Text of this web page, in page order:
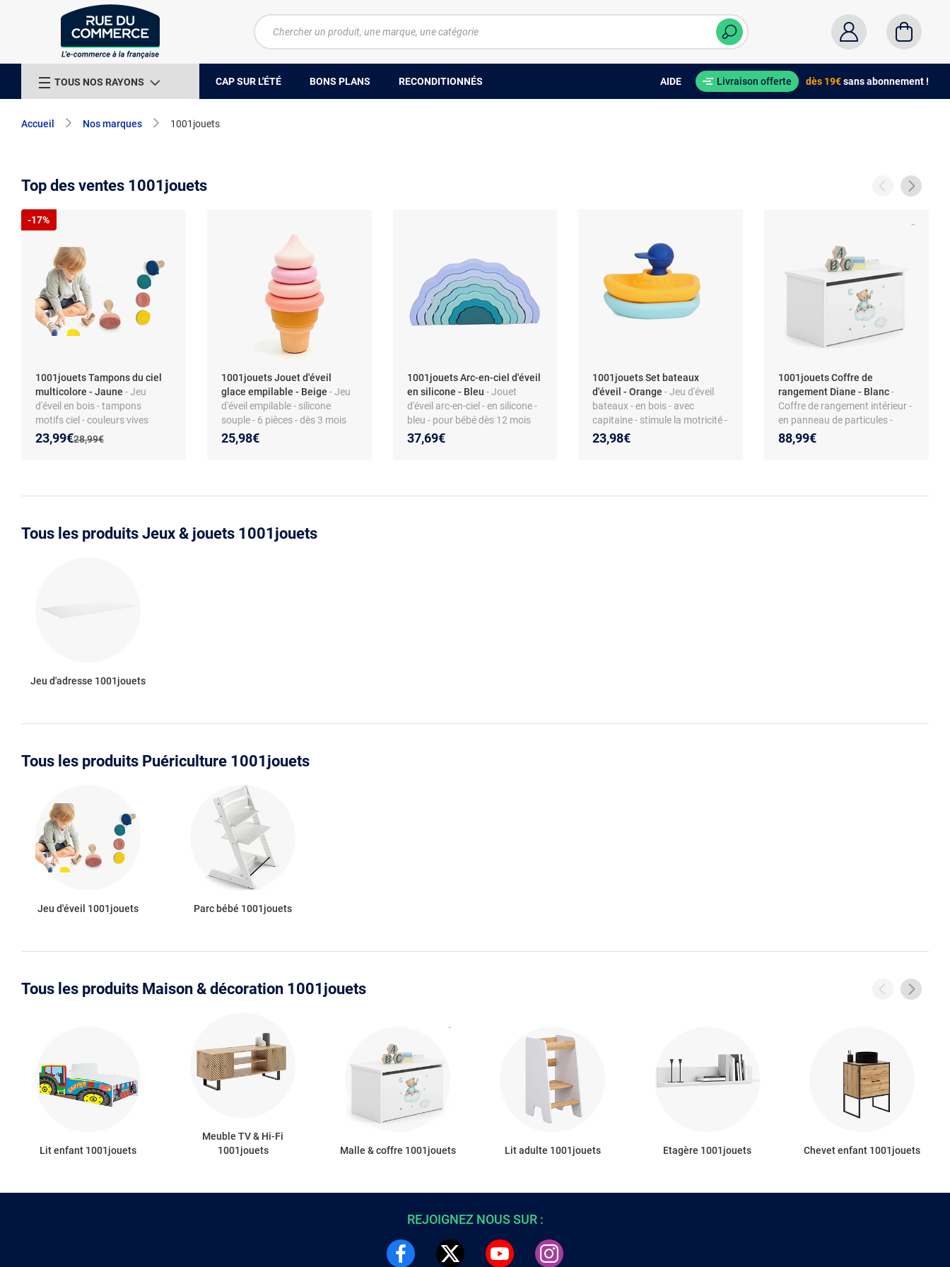
TOUS NOS RAYONS CAP SUR L'ÉTÉ BONS PLANS RECONDITIONNÉS AIDE Livraison offerte dès 19€sans abonnement !
Accueil Nos marques 1001jouets
Top des ventes 1001jouets
1001jouets Tampons du ciel
multicolore - Jaune - Jeu
d'éveil en bois - tampons
motifs ciel - couleurs vives
Ancien prix :
28,99€
Nouveau prix :
23,99€
Réduction de :
-17%
1001jouets Jouet d'éveil
glace empilable - Beige - Jeu
d'éveil empilable - silicone
souple - 6 pièces - dès 3 mois
25,98€
1001jouets Arc-en-ciel d'éveil
en silicone - Bleu - Jouet
d'éveil arc-en-ciel - en silicone -
bleu - pour bébé dès 12 mois
37,69€
1001jouets Set bateaux
d'éveil - Orange - Jeu d'éveil
bateaux - en bois - avec
capitaine - stimule la motricité -
dès 6 mois
23,98€
1001jouets Coffre de
rangement Diane - Blanc-
Coffre de rangement intérieur -
en panneau de particules -
décor ourson
88,99€
Tous les produits Jeux & jouets 1001jouets
Jeu d'adresse 1001jouets
Tous les produits Puériculture 1001jouets
Jeu d'éveil 1001jouets Parc bébé 1001jouets
Tous les produits Maison & décoration 1001jouets
Lit enfant 1001jouets
Meuble TV & Hi-Fi
1001jouets
Malle & coffre 1001jouets Lit adulte 1001jouets Etagère 1001jouets Chevet enfant 1001jouets
REJOIGNEZ NOUS SUR :